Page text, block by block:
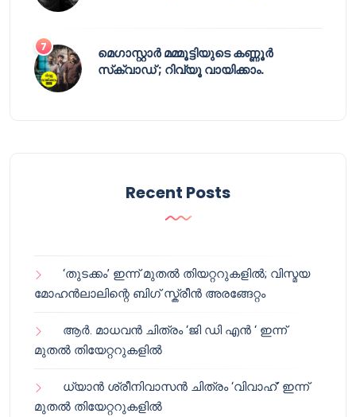
മെഗാസ്റ്റാർ മമ്മൂട്ടിയുടെ കണ്ണൂർ
സ്‌ക്വാഡ് ; റിവ്യൂ വായിക്കാം.
Recent Posts
‘തുടക്കം’ ഇന്ന് മുതൽ തിയറ്ററുകളിൽ; വിസ്മയ
മോഹൻലാലിന്റെ ബിഗ് സ്ക്രീൻ അരങ്ങേറ്റം
ആർ. മാധവൻ ചിത്രം ‘ജി ഡി എൻ ‘ ഇന്ന്
മുതൽ തിയേറ്ററുകളിൽ
ധ്യാൻ ശ്രീനിവാസൻ ചിത്രം ‘വിവാഹ്’ ഇന്ന്
മുതൽ തിയേറ്ററുകളിൽ